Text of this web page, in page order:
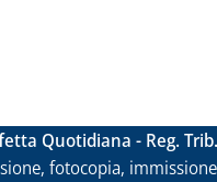
Quotidiana - Reg.
fotocopia,